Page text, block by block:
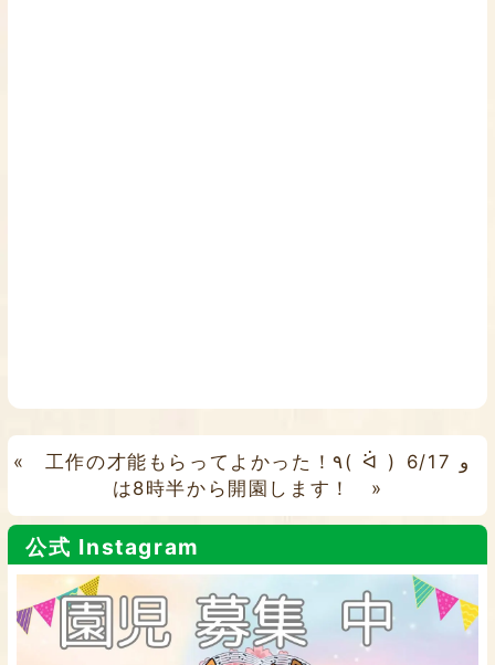
« 工作の才能もらってよかった！٩( ᐛ )و 6/17
は8時半から開園します！
»
公式 Instagram